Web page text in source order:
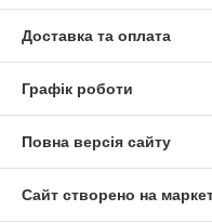
Доставка та оплата
Графік роботи
Повна версія сайту
Сайт створено на